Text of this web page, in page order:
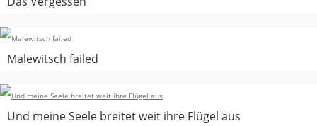
Malewitsch failed
Und meine Seele breitet weit ihre Flügel aus